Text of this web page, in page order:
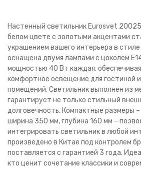
Настенный светильник Eurosvet
белом цвете с золотыми акцентами
украшением вашего интерьера в
оснащена двумя лампами с цоколем
мощностью 40 Вт каждая,
комфортное освещение для гостиной
помещений. Светильник выполнен из
гарантирует не только стильный
долговечность. Компактные размеры
ширина 350 мм, глубина 160 мм –
интегрировать светильник в любой
произведено в Китае под контролем
поставляется с гарантией 3 года.
кто ценит сочетание классики и